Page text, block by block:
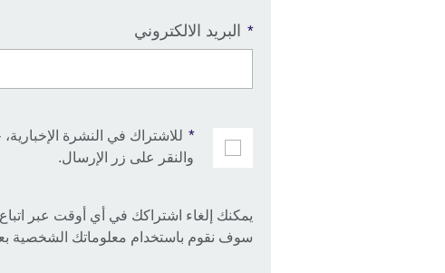
* البريد الالكتروني
* للاشتراك في النشرة
والنقر على زر الإرسال.
يمكنك إلغاء اشتراكك في أي أوقت عبر اتباع
سوف نقوم باستخدام معلوماتك الشخصية